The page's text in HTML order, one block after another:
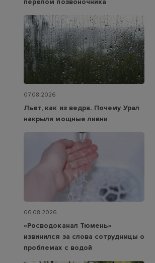
перелом позвоночника
07.08.2026
Льет, как из ведра. Почему Урал
накрыли мощные ливни
06.08.2026
«Росводоканал Тюмень»
извинился за слова сотрудницы о
проблемах с водой